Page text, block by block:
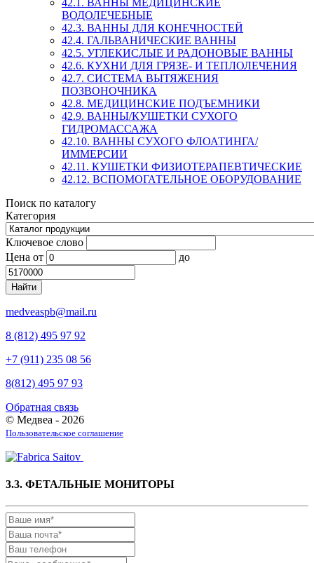
ВОДОЛЕЧЕБНЫЕ
42.3. ВАННЫ ДЛЯ КОНЕЧНОСТЕЙ
42.4. ГАЛЬВАНИЧЕСКИЕ ВАННЫ
42.5. УГЛЕКИСЛЫЕ И РАДОНОВЫЕ ВАННЫ
42.6. КУХНИ ДЛЯ ГРЯЗЕ- И ТЕПЛОЛЕЧЕНИЯ
42.7. СИСТЕМА ВЫТЯЖЕНИЯ
ПОЗВОНОЧНИКА
42.8. МЕДИЦИНСКИЕ ПОДЪЕМНИКИ
42.9. ВАННЫ/КУШЕТКИ СУХОГО
ГИДРОМАССАЖА
42.10. ВАННЫ СУХОГО ФЛОАТИНГА/
ИММЕРСИИ
42.11. КУШЕТКИ ФИЗИОТЕРАПЕВТИЧЕСКИЕ
42.12. ВСПОМОГАТЕЛЬНОЕ ОБОРУДОВАНИЕ
Поиск по каталогу
Категория
Ключевое слово
Цена от до
medveaspb@mail.ru
8 (812) 495 97 92
+7 (911) 235 08 56
8(812) 495 97 93
Обратная связь
© Медвеа - 2026
Пользовательское соглашение
3.3. ФЕТАЛЬНЫЕ МОНИТОРЫ